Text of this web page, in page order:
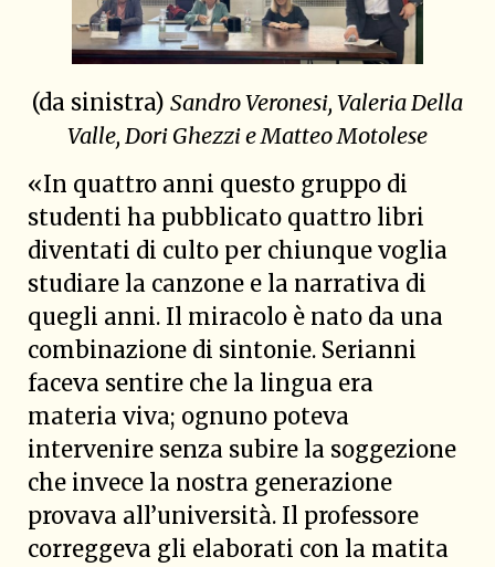
(da sinistra) Sandro Veronesi, Valeria Della
Valle, Dori Ghezzi e Matteo Motolese
«In quattro anni questo gruppo di
studenti ha pubblicato quattro libri
diventati di culto per chiunque voglia
studiare la canzone e la narrativa di
quegli anni. Il miracolo è nato da una
combinazione di sintonie. Serianni
faceva sentire che la lingua era
materia viva; ognuno poteva
intervenire senza subire la soggezione
che invece la nostra generazione
provava all’università. Il professore
correggeva gli elaborati con la matita